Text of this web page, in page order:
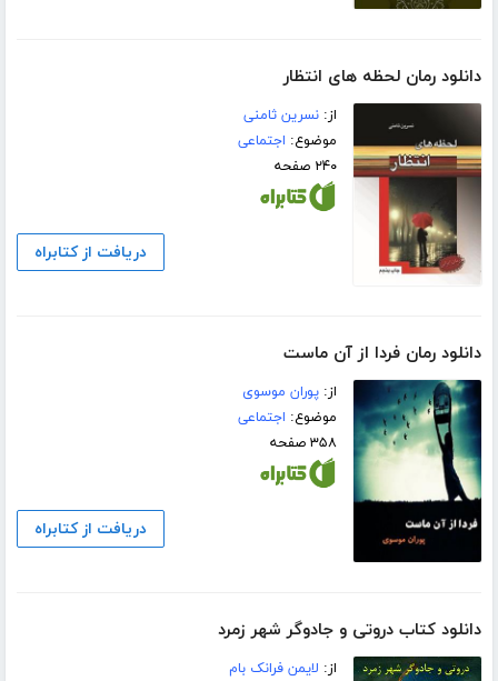
دانلود رمان لحظه های انتظار
از:نسرین ثامنی
موضوع: اجتماعی
۲۴۰ صفحه
دریافت از کتابراه
دانلود رمان فردا از آن ماست
از:پوران موسوی
موضوع: اجتماعی
۳۵۸ صفحه
دریافت از کتابراه
دانلود کتاب دروتی و جادوگر شهر زمرد
از: لایمن فرانک بام